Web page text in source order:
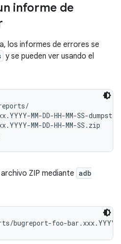
informe de
los informes de errores se
y se pueden ver usando el
MM-DD-HH-MM-SS-
MM-DD-HH-MM-SS.zip
ZIP mediante adb